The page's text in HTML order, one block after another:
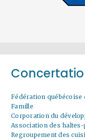
Fédération
Famille
Corporation du
Association des
Regroupement des